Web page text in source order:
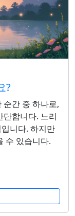
?
순간 중 하나로,
합니다. 느리
니다. 하지만
수 있습니다.